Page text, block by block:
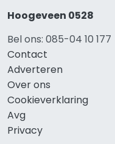
Hoogeveen 0528
Bel ons: 085-04 10 177
Contact
Adverteren
Over ons
Cookieverklaring
Avg
Privacy